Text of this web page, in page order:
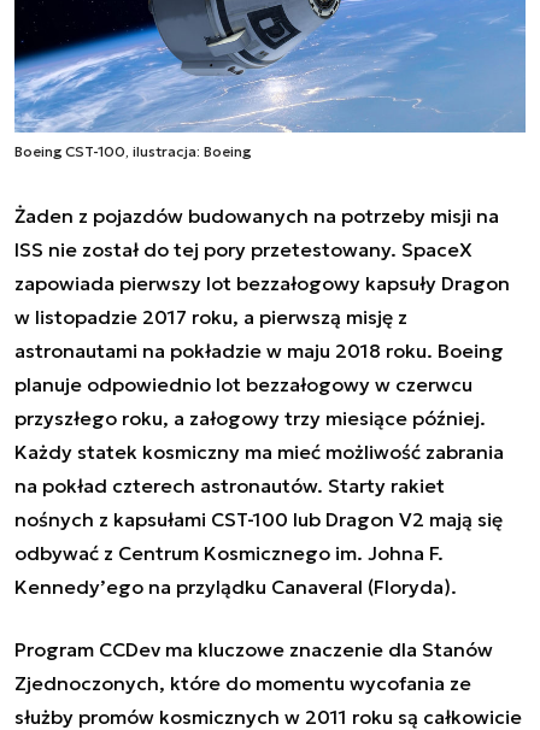
Boeing CST-100, ilustracja: Boeing
Żaden z pojazdów budowanych na potrzeby misji na
ISS nie został do tej pory przetestowany. SpaceX
zapowiada pierwszy lot bezzałogowy kapsuły Dragon
w listopadzie 2017 roku, a pierwszą misję z
astronautami na pokładzie w maju 2018 roku. Boeing
planuje odpowiednio lot bezzałogowy w czerwcu
przyszłego roku, a załogowy trzy miesiące później.
Każdy statek kosmiczny ma mieć możliwość zabrania
na pokład czterech astronautów. Starty rakiet
nośnych z kapsułami CST-100 lub Dragon V2 mają się
odbywać z Centrum Kosmicznego im. Johna F.
Kennedy’ego na przylądku Canaveral (Floryda).
Program CCDev ma kluczowe znaczenie dla Stanów
Zjednoczonych, które do momentu wycofania ze
służby promów kosmicznych w 2011 roku są całkowicie